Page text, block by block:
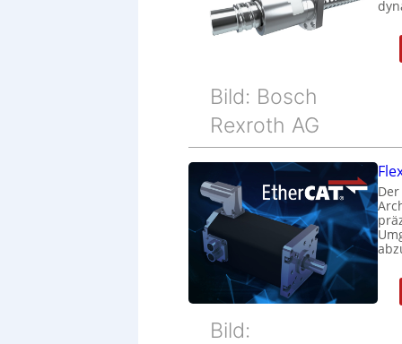
Bild: Bosch
Rexroth AG
Bild: